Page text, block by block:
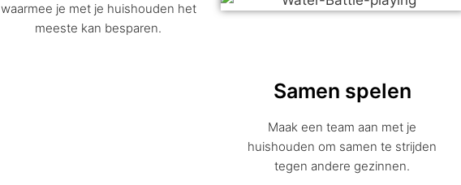
waarmee je met je huishouden het
meeste kan besparen.
Samen spelen
Maak een team aan met je
huishouden om samen te strijden
tegen andere gezinnen.